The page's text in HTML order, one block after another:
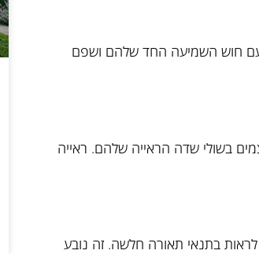
עם חוש השמיעה החד שלהם ושפם
בשולי שדה הראייה שלהם. ראייה
בתנאי תאורה חלשה. זה נובע